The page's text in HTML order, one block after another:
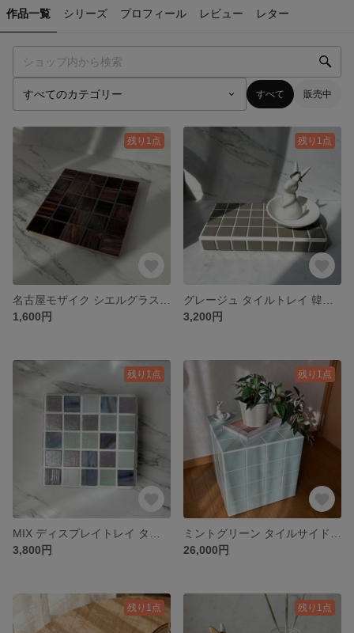
作品一覧 シリーズ プロフィール レビュー レター
すべて 販売中
残り1点
1,600円
残り1点
3,200円
残り1点
3,800円
残り1点
26,000円
残り1点 残り1点